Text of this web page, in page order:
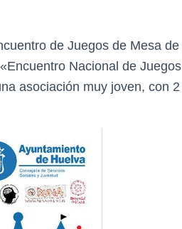
de Juegos de Mesa de
Nacional de Juegos
asociación muy joven, con 2